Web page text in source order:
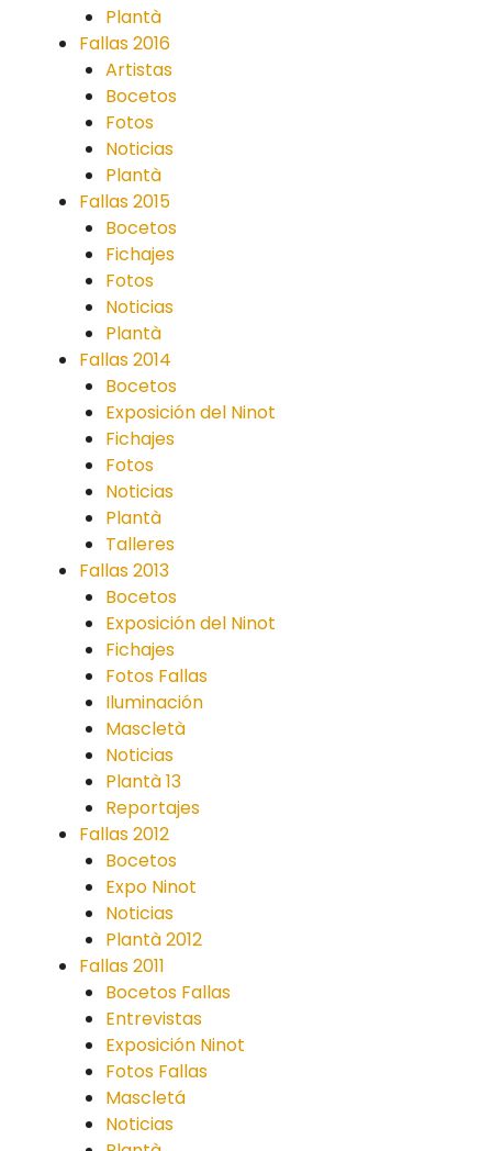
Plantà
Fallas 2016
Artistas
Bocetos
Fotos
Noticias
Plantà
Fallas 2015
Bocetos
Fichajes
Fotos
Noticias
Plantà
Fallas 2014
Bocetos
Exposición del Ninot
Fichajes
Fotos
Noticias
Plantà
Talleres
Fallas 2013
Bocetos
Exposición del Ninot
Fichajes
Fotos Fallas
Iluminación
Mascletà
Noticias
Plantà 13
Reportajes
Fallas 2012
Bocetos
Expo Ninot
Noticias
Plantà 2012
Fallas 2011
Bocetos Fallas
Entrevistas
Exposición Ninot
Fotos Fallas
Mascletá
Noticias